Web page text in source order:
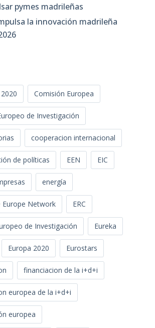
pymes madrileñas
la innovación madrileña
2020 Comisión Europea
de Investigación
cooperacion internacional
de políticas EEN EIC
energía
Europe Network ERC
de Investigación Eureka
Europa 2020 Eurostars
financiacion de la i+d+i
europea de la i+d+i
europea